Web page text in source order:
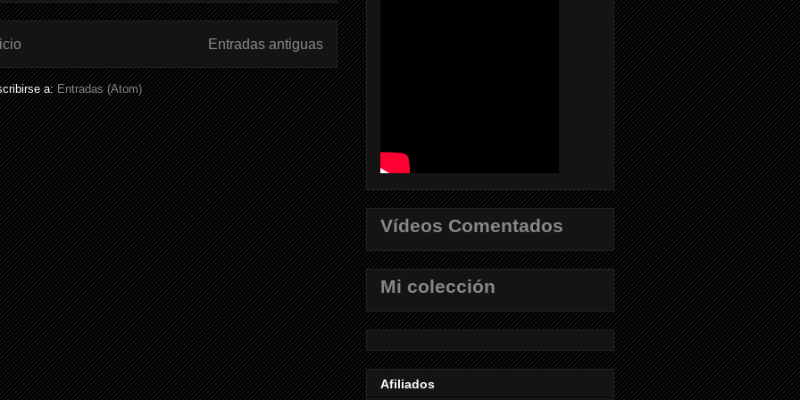
Entradas antiguas
a:Entradas (Atom)
Vídeos Comentados
Mi colección
Afiliados